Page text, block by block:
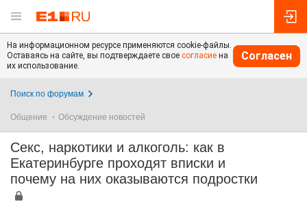
На информационном ресурсе применяются cookie-файлы.
Оставаясь на сайте, вы подтверждаете свое согласие на
их использование.
Согласен
Поиск по форумам
Общение Обсуждение новостей
Секс, наркотики и алкоголь: как в
Екатеринбурге проходят вписки и
почему на них оказываются подростки